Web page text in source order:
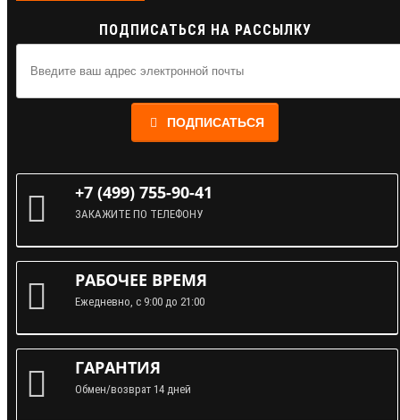
ПОДПИСАТЬСЯ НА РАССЫЛКУ
ПОДПИСАТЬСЯ
+7 (499) 755-90-41
ЗАКАЖИТЕ ПО ТЕЛЕФОНУ
РАБОЧЕЕ ВРЕМЯ
Ежедневно, с 9:00 до 21:00
ГАРАНТИЯ
Обмен/возврат 14 дней